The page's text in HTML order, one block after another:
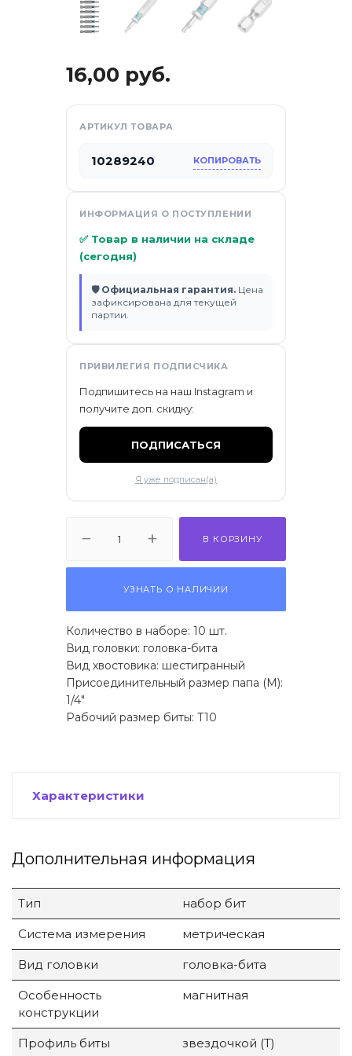
16,00 руб.
АРТИКУЛ ТОВАРА
10289240 КОПИРОВАТЬ
ИНФОРМАЦИЯ О ПОСТУПЛЕНИИ
✅ Товар в наличии на складе
(сегодня)
🛡 Официальная гарантия. Цена
зафиксирована для текущей
партии.
ПРИВИЛЕГИЯ ПОДПИСЧИКА
Подпишитесь на наш Instagram и
получите доп. скидку:
ПОДПИСАТЬСЯ
Я уже подписан(а)
В КОРЗИНУ
УЗНАТЬ О НАЛИЧИИ
Количество в наборе: 10 шт.
Вид головки: головка-бита
Вид хвостовика: шестигранный
Присоединительный размер папа (M):
1/4"
Рабочий размер биты: T10
Характеристики
Дополнительная информация
Тип набор бит
Система измерения метрическая
Вид головки головка-бита
Особенность
конструкции
магнитная
Профиль биты звездочкой (T)